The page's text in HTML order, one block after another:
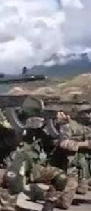
மூலம்